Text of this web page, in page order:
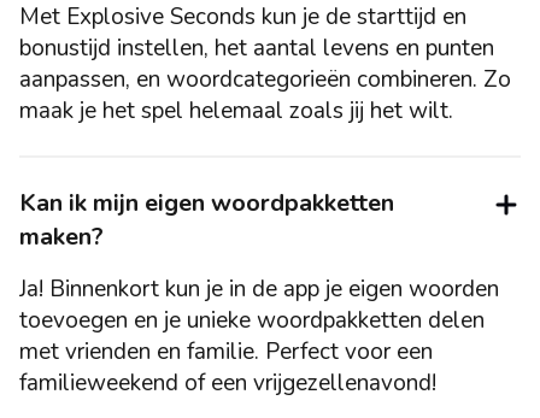
Met Explosive Seconds kun je de starttijd en
bonustijd instellen, het aantal levens en punten
aanpassen, en woordcategorieën combineren. Zo
maak je het spel helemaal zoals jij het wilt.
Kan ik mijn eigen woordpakketten
maken?
Ja! Binnenkort kun je in de app je eigen woorden
toevoegen en je unieke woordpakketten delen
met vrienden en familie. Perfect voor een
familieweekend of een vrijgezellenavond!